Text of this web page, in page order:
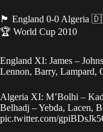
🏴󠁧󠁢󠁥󠁮󠁧󠁿 England 0-0 Algeria
🏆 World Cup 2010
England XI: James –
Lennon, Barry, Lampard,
Algeria XI: M’Bolhi –
Belhadj – Yebda, Lacen,
pic.twitter.com/